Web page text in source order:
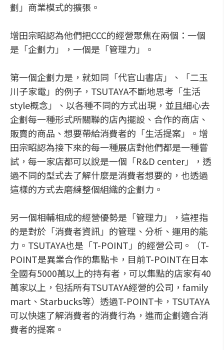
劃」商業模式的擴張。
增田宗昭認為他們把CCC的經營聚焦在兩個：一個
是「企劃力」，一個是「管理力」。
第一個企劃力是，就如同「代官山書店」、「二玉
川子家電」的例子，TSUTAYA不斷地思考「生活
style概念」、以各種不同的方式出現，並且細心去
企劃每一種形式所關聯的店內擺設、合作的商店、
販賣的商品、想要帶給消費者的「生活提案」。增
田宗昭認為接下來的每一種展店對他們都是一種嘗
試，每一家店都可以說是一個「R&D center」，透
過不同的型式去了解什麼是消費者想要的，也透過
這樣的方式去磨練整個組織的企劃力。
另一個相輔相成的經營優勢是「管理力」，這裡指
的是對於「消費者資訊」的管理、分析、運用的能
力。TSUTAYA也是「T-POINT」的經營公司。（T-
POINT是異業合作的集點卡，目前T-POINT在日本
全國有5000萬以上的持有者，可以集點的店家有40
萬家以上，包括所有TSUTAYA經營的公司，family
mart、Starbucks等）透過T-POINT卡，TSUTAYA
可以快速了解消費者的消費行為，進而企劃適合消
費者的提案。